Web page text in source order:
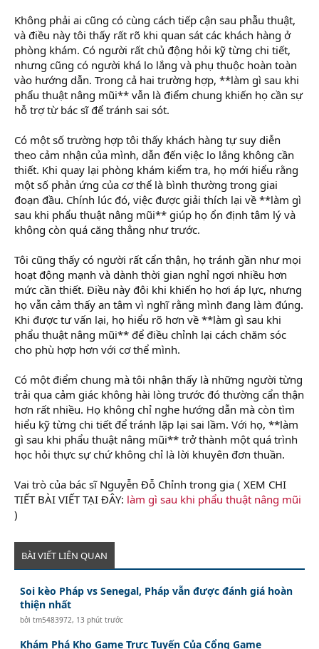
Không phải ai cũng có cùng cách tiếp cận sau phẫu thuật,
và điều này tôi thấy rất rõ khi quan sát các khách hàng ở
phòng khám. Có người rất chủ động hỏi kỹ từng chi tiết,
nhưng cũng có người khá lo lắng và phụ thuộc hoàn toàn
vào hướng dẫn. Trong cả hai trường hợp, **làm gì sau khi
phẩu thuật nâng mũi** vẫn là điểm chung khiến họ cần sự
hỗ trợ từ bác sĩ để tránh sai sót.
Có một số trường hợp tôi thấy khách hàng tự suy diễn
theo cảm nhận của mình, dẫn đến việc lo lắng không cần
thiết. Khi quay lại phòng khám kiểm tra, họ mới hiểu rằng
một số phản ứng của cơ thể là bình thường trong giai
đoạn đầu. Chính lúc đó, việc được giải thích lại về **làm gì
sau khi phẩu thuật nâng mũi** giúp họ ổn định tâm lý và
không còn quá căng thẳng như trước.
Tôi cũng thấy có người rất cẩn thận, họ tránh gần như mọi
hoạt động mạnh và dành thời gian nghỉ ngơi nhiều hơn
mức cần thiết. Điều này đôi khi khiến họ hơi áp lực, nhưng
họ vẫn cảm thấy an tâm vì nghĩ rằng mình đang làm đúng.
Khi được tư vấn lại, họ hiểu rõ hơn về **làm gì sau khi
phẩu thuật nâng mũi** để điều chỉnh lại cách chăm sóc
cho phù hợp hơn với cơ thể mình.
Có một điểm chung mà tôi nhận thấy là những người từng
trải qua cảm giác không hài lòng trước đó thường cẩn thận
hơn rất nhiều. Họ không chỉ nghe hướng dẫn mà còn tìm
hiểu kỹ từng chi tiết để tránh lặp lại sai lầm. Với họ, **làm
gì sau khi phẩu thuật nâng mũi** trở thành một quá trình
học hỏi thực sự chứ không chỉ là lời khuyên đơn thuần.
Vai trò của bác sĩ Nguyễn Đỗ Chỉnh trong gia ( XEM CHI
TIẾT BÀI VIẾT TẠI ĐÂY: làm gì sau khi phẩu thuật nâng mũi
)
BÀI VIẾT LIÊN QUAN
Soi kèo Pháp vs Senegal, Pháp vẫn được đánh giá hoàn
thiện nhất
bởitm5483972, 13 phút trước
Khám Phá Kho Game Trực Tuyến Của Cổng Game